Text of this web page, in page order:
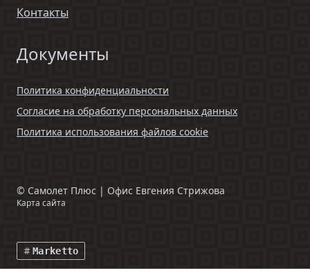
Контакты
Документы
Политика конфиденциальности
Согласие на обработку персональных данных
Политика использования файлов cookie
© Самолет Плюс | Офис Евгения Стрижова
Карта сайта
Marketto